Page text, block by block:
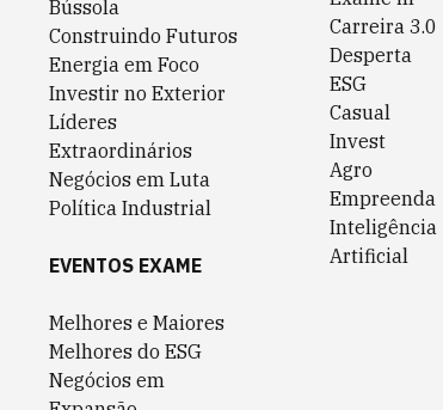
Bússola
Construindo Futuros
Energia em Foco
Investir no Exterior
Líderes
Extraordinários
Negócios em Luta
Política Industrial
EVENTOS EXAME
Melhores e Maiores
Melhores do ESG
Negócios em
Carreira 3.0
Desperta
ESG
Casual
Invest
Agro
Empreenda
Inteligência
Artificial